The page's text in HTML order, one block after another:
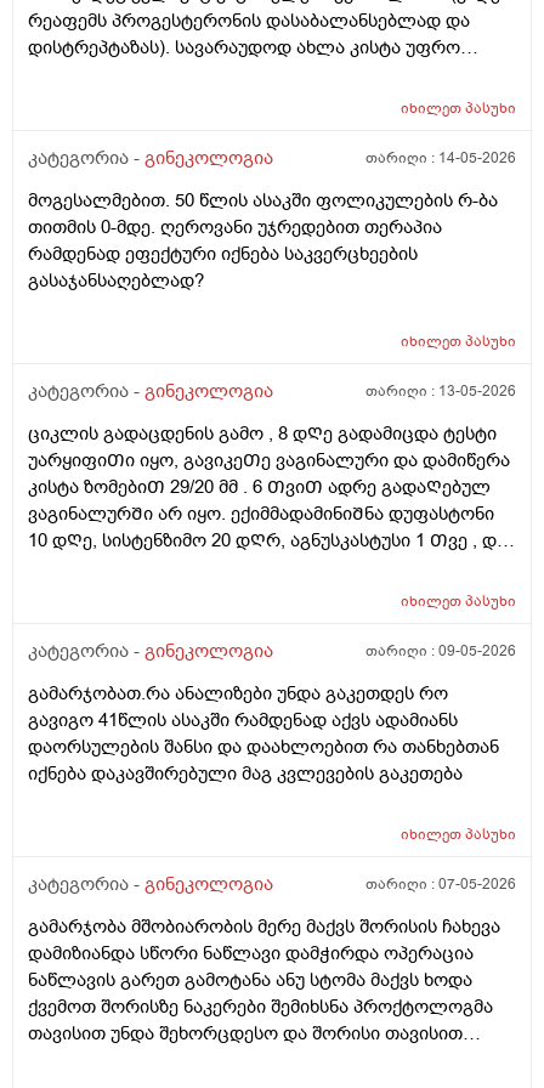
რეაფემს პროგესტერონის დასაბალანსებლად და
დისტრეპტაზას). სავარაუდოდ ახლა კისტა უფრო
ვიზიტი) მსურს აპარატული მასაჟის - ენდოსფერო
კეთდება და ვიბრაციის მეშვეობით აუმჯობესებს
მაინტერესებს, მუცლის არეზე დასაშვებია ეს
პროცედურა?
იხილეთპასუხი
კატეგორია - გინეკოლოგია თარიღი : 14-05-2026
მოგესალმებით. 50 წლის ასაკში ფოლიკულების რ-ბა
თითმის 0-მდე. ღეროვანი უჯრედებით თერაპია
რამდენად ეფექტური იქნება საკვერცხეების
გასაჯანსაღებლად?
იხილეთპასუხი
კატეგორია - გინეკოლოგია თარიღი : 13-05-2026
ციკლის გადაცდენის გამო , 8 დᲦე გადამიცდა ტესტი
უარყიფიᲗი იყო, გავიკეᲗე ვაგინალური და დამიწერა
კისტა ზომებიᲗ 29/20 მმ . 6 ᲗვიᲗ ადრე გადაᲦებულ
ვაგინალურᲨი არ იყო. ექიმმადამინიᲨნა დუფასტონი
10 დᲦე, სისტენზიმო 20 დᲦრ, აგნუსკასტუსი 1 Თვე , და
რამდენადსაყურადᲦებოა და Თუ დაეხმარება ეს
იხილეთპასუხი
კატეგორია - გინეკოლოგია თარიღი :09-05-2026
გამარჯობათ.რა ანალიზები უნდა გაკეთდეს რო
გავიგო 41წლის ასაკში რამდენად აქვს ადამიანს
დაორსულების შანსი და დაახლოებით რა თანხებთან
იქნება დაკავშირებული მაგ კვლევების გაკეთება
იხილეთპასუხი
კატეგორია - გინეკოლოგია თარიღი :07-05-2026
გამარჯობა მშობიარობის მერე მაქვს შორისის ჩახევა
დამიზიანდა სწორი ნაწლავი დამჭირდა ოპერაცია
ნაწლავის გარეთ გამოტანა ანუ სტომა მაქვს ხოდა
ქვემოთ შორისზე ნაკერები შემიხსნა პროქტოლოგმა
თავისით უნდა შეხორცდესო და შორისი თავისით